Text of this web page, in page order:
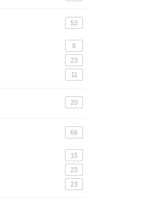
53
8
23
11
20
66
15
23
23